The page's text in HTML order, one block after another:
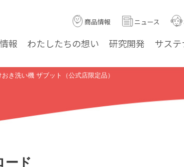
報 わたしたちの想い 研究開発 サステ
商品情報 ニュース
おき洗い機 ザブット（公式店限定品）
ード